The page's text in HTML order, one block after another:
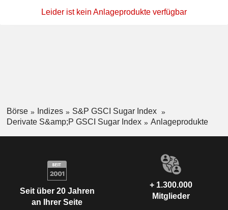
Leider ist kein Anlageprodukte verfügbar
Börse Indizes
S&P GSCI Sugar Index
Derivate S&amp;P GSCI Sugar Index
Anlageprodukte
Seit über 20 Jahren
an Ihrer Seite
+ 1.300.000
Mitglieder